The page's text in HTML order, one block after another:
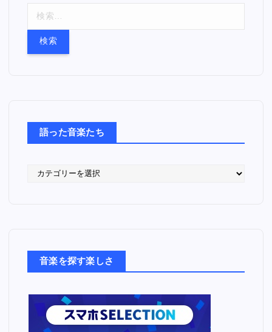
語った音楽たち
音楽を探す楽しさ